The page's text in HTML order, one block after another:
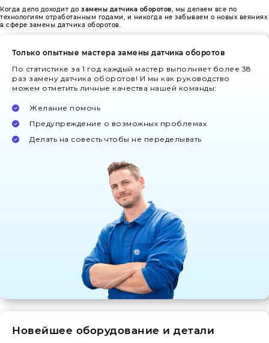
Когда дело доходит до замены датчика оборотов , мы делаем все по
технологиям отработанным годами, и никогда не забываем о новых веяниях
в сфере замены датчика оборотов.
Только опытные мастера замены датчика оборотов
По статистике за 1 год каждый мастер выполняет более 38
раз замену датчика оборотов! И мы как руководство
можем отметить личные качества нашей команды:
Желание помочь
Предупреждение о возможных проблемах
Делать на совесть чтобы не переделывать
Новейшее оборудование и детали